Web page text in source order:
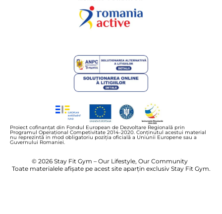
Proiect cofinanțat din Fondul European de Dezvoltare Regională prin
Programul Operațional Competivitate 2014-2020. Conținutul acestui material
nu reprezintă in mod obligatoriu poziția oficială a Uniunii Europene sau a
Guvernului Romaniei.
© 2026 Stay Fit Gym – Our Lifestyle, Our Community
Toate materialele afișate pe acest site aparțin exclusiv Stay Fit Gym.